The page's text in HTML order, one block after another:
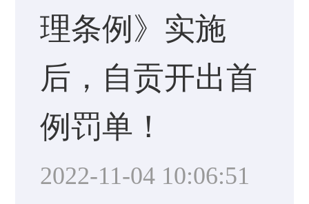
理条例》实施
后，自贡开出首
例罚单！
2022-11-04 10:06:51